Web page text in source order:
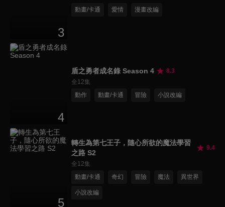
3
動畫/卡通
愛情 漫畫改編
4
盾之勇者成名錄 Season 4
8.3
全12集
動作
動畫/卡通 冒險 小說改編
5
轉生為第七王子，隨心所欲的魔法學習
之路 S2
9.4
全12集
動畫/卡通
奇幻 冒險 魔法 異世界
小說改編